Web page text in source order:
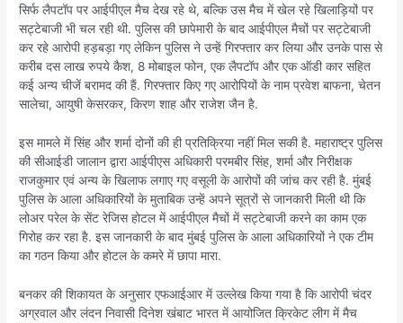
सिर्फ लैपटॉप पर आईपीएल मैच देख रहे थे, बल्कि उस मैच में खेल रहे खिलाड़ियों पर
सट्टेबाजी भी चल रही थी. पुलिस की छापेमारी के बाद आईपीएल मैचों पर सट्टेबाजी
कर रहे आरोपी हड़बड़ा गए लेकिन पुलिस ने उन्हें गिरफ्तार कर लिया और उनके पास से
करीब दस लाख रुपये कैश, 8 मोबाइल फोन, एक लैपटॉप और एक ऑडी कार सहित
कई अन्य चीजें बरामद की हैं. गिरफ्तार किए गए आरोपियों के नाम प्रवेश बाफना, चेतन
सालेचा, आयुषी केसरकर, किरण शाह और राजेश जैन है.
इस मामले में सिंह और शर्मा दोनों की ही प्रतिक्रिया नहीं मिल सकी है. महाराष्ट्र पुलिस
की सीआईडी जालान द्वारा आईपीएस अधिकारी परमबीर सिंह, शर्मा और निरीक्षक
राजकुमार एवं अन्य के खिलाफ लगाए गए वसूली के आरोपों की जांच कर रही है. मुंबई
पुलिस के आला अधिकारियों के मुताबिक उन्हें अपने सूत्रों से जानकारी मिली थी कि
लोअर परेल के सेंट रेजिस होटल में आईपीएल मैचों में सट्टेबाजी करने का काम एक
गिरोह कर रहा है. इस जानकारी के बाद मुंबई पुलिस के आला अधिकारियों ने एक टीम
का गठन किया और होटल के कमरे में छापा मारा.
बनकर की शिकायत के अनुसार एफआईआर में उल्लेख किया गया है कि आरोपी चंदर
अग्रवाल और लंदन निवासी दिनेश खंबाट भारत में आयोजित क्रिकेट लीग में मैच